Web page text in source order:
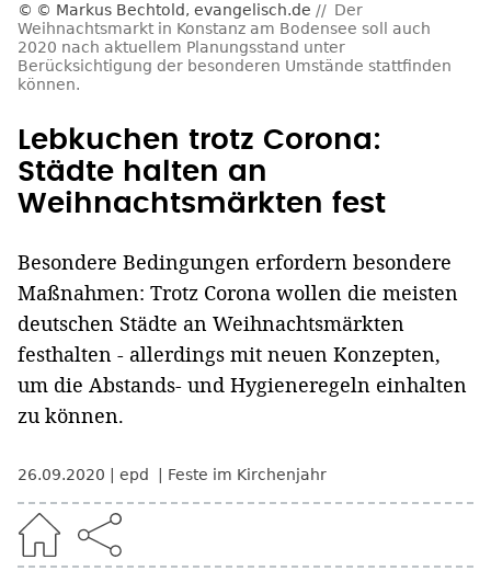
© Markus Bechtold, evangelisch.de
Der
Weihnachtsmarkt in Konstanz am Bodensee soll auch
2020 nach aktuellem Planungsstand unter
Berücksichtigung der besonderen Umstände stattfinden
können.
Lebkuchen trotz Corona:
Städte halten an
Weihnachtsmärkten fest
Besondere Bedingungen erfordern besondere
Maßnahmen: Trotz Corona wollen die meisten
deutschen Städte an Weihnachtsmärkten
festhalten - allerdings mit neuen Konzepten,
um die Abstands- und Hygieneregeln einhalten
zu können.
26.09.2020 epd Feste im Kirchenjahr